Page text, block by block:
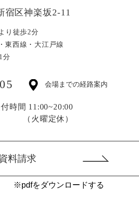
宿区神楽坂2-11
り徒歩2分
東西線・大江戸線
分
会場までの経路案内
時間 11:00~20:00
（火曜定休）
料請求
※pdfをダウンロードする